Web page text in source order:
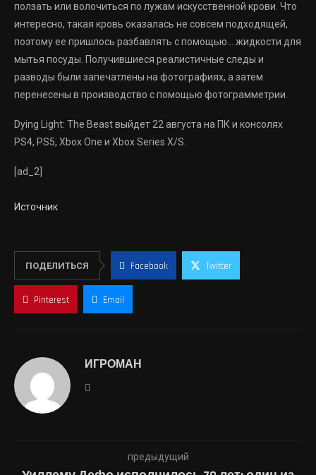
ползать или волочиться по лужам искусственной крови. Что
интересно, такая кровь оказалась не совсем подходящей,
поэтому ее пришлось разбавлять с помощью… жидкости для
мытья посуды. Получившиеся реалистичные следы и
разводы были запечатлены на фотографиях, а затем
перенесены в производство с помощью фотограмметрии.
Dying Light: The Beast выйдет 22 августа на ПК и консолях
PS4, PS5, Xbox One и Xbox Series X/S.
[ad_2]
Источник
ПОДЕЛИТЬСЯ Facebook Twitter
Pinterest Email
ИГРОМАН
предыдущий